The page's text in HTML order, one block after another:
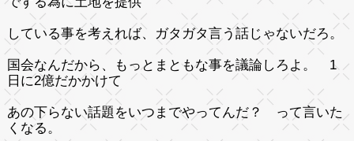
している事を考えれば、ガタガタ言う話じゃないだろ。
国会なんだから、もっとまともな事を議論しろよ。 1
日に2億だかかけて
あの下らない話題をいつまでやってんだ？ って言いた
くなる。